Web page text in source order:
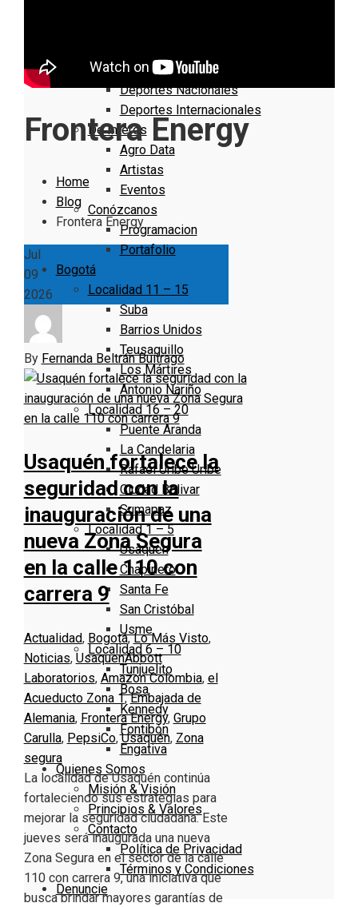
Deportes Locales
Deportes Nacionales
Deportes Internacionales
De Interés
Agro Data
Artistas
Eventos
Conózcanos
Programacion
Portafolio
Bogotá
Localidad 11 – 15
Suba
Barrios Unidos
Teusaquillo
Los Mártires
Antonio Nariño
Localidad 16 – 20
Puente Aranda
La Candelaria
Rafael Uribe Uribe
Ciudad Bolivar
Sumapaz
Localidad 1 – 5
Usaquen
Chapinero
Santa Fe
San Cristóbal
Usme
Localidad 6 – 10
Tunjuelito
Bosa
Kennedy
Fontibón
Engativa
Quienes Somos
Misión & Visión
Principios & Valores
Contacto
Política de Privacidad
Términos y Condiciones
Denuncie
Frontera Energy
Home
Blog
Frontera Energy
Jul
09
2026
By Fernanda Beltrán Buitrago
Usaquén fortalece la
seguridad con la
inauguración de una
nueva Zona Segura
en la calle 110 con
carrera 9
Actualidad, Bogotá,Lo Más Visto,
Noticias, UsaquenAbbott
Laboratorios, Amazon Colombia, el
Acueducto Zona 1,Embajada de
Alemania, Frontera Energy, Grupo
Carulla, PepsiCo,Usaquén, Zona
segura
La localidad de Usaquén continúa
fortaleciendo sus estrategias para
mejorar la seguridad ciudadana. Este
jueves será inaugurada una nueva
Zona Segura en el sector de la calle
110 con carrera 9, una iniciativa que
busca brindar mayores garantías de